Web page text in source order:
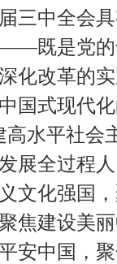
三中全会
既是党的
化改革的
国式现代化
水平社会
展全过程
文化强国
焦建设美
安中国，